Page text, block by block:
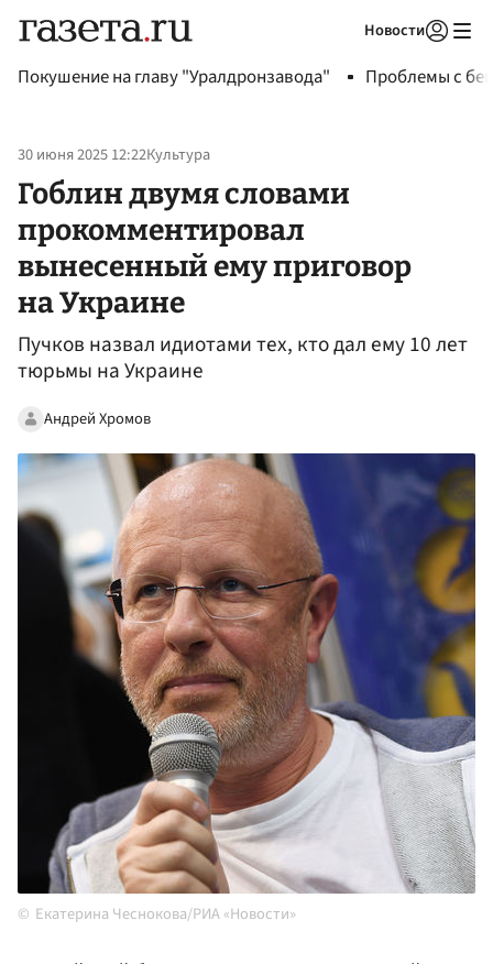
Новости
Покушение на главу "Уралдронзавода" Проблемы с
30 июня 2025 12:22Культура
Гоблин двумя словами
прокомментировал
вынесенный ему приговор
на Украине
Пучков назвал идиотами тех, кто дал ему 10 лет
тюрьмы на Украине
Андрей Хромов
Екатерина Чеснокова/РИА «Новости»